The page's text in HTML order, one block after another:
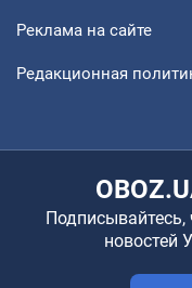
Реклама на сайте
Редакционная
новостей